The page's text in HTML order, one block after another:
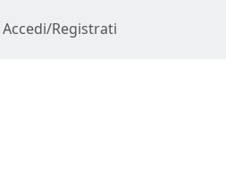
Accedi/Registrati